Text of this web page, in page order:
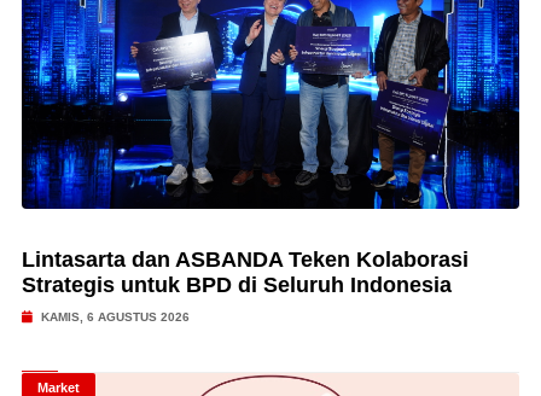
Lintasarta dan ASBANDA Teken Kolaborasi
Strategis untuk BPD di Seluruh Indonesia
KAMIS, 6 AGUSTUS 2026
Market